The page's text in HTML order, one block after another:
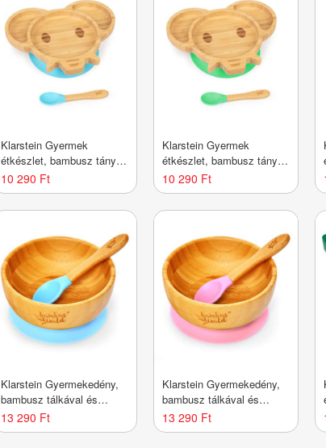
Klarstein Gyermek
étkészlet, bambusz tányér
és kanál, 250 ml,
mellékelve tapadókorong,
10 290 Ft
Klarstein Gyermek
étkészlet, bambusz tányér
és kanál, 250 ml,
mellékelve tapadókorong,
10 290 Ft
Klarstein Gyermekedény,
bambusz tálkával és
kanállal, 400 ml,
mellékelve tapadókorong,
13 290 Ft
Klarstein Gyermekedény,
bambusz tálkával és
kanállal, 400 ml,
mellékelve tapadókorong,
13 290 Ft